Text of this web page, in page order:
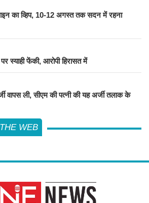
का व्हिप, 10-12 अगस्त तक सदन में रहना
पर स्याही फेंकी, आरोपी हिरासत में
वापस ली, सीएम की पत्नी की यह अर्जी तलाक के
WEB